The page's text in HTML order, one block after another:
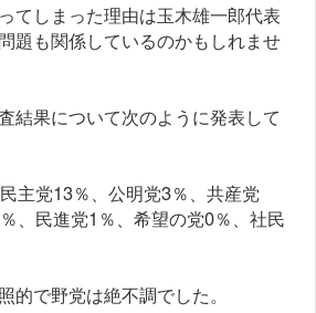
てしまった理由は玉木雄一郎代表
題も関係しているのかもしれませ
結果について次のように発表して
主党13％、公明党3％、共産党
、民進党1％、希望の党0％、社民
的で野党は絶不調でした。